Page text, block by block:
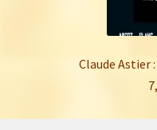
Claude Astier